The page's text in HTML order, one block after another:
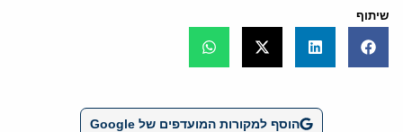
שיתוף
הוסף למקורות המועדפים של Google